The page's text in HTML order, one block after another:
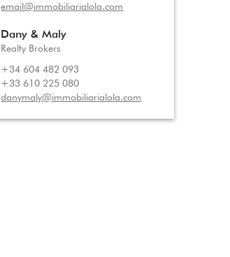
email@immobiliarialola.com
Dany & Maly
Realty Brokers
+34 604 482 093
+33 610 225 080
danymaly@immobiliarialola.com